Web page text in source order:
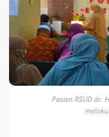
Pasien RSUD dr.